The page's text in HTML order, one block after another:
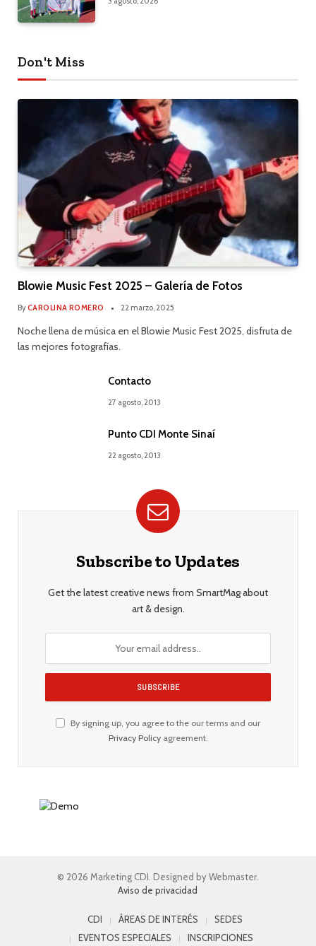
Don't Miss
Blowie Music Fest 2025 – Galería de Fotos
ByCAROLINA ROMERO 22 marzo, 2025
Noche llena de música en el Blowie Music Fest 2025, disfruta de
las mejores fotografías.
Contacto
27 agosto, 2013
Punto CDI Monte Sinaí
22 agosto, 2013
Subscribe to Updates
Get the latest creative news from SmartMag about
art & design.
By signing up, you agree to the our terms and our
Privacy Policyagreement.
© 2026 Marketing CDI. Designed by Webmaster.
Aviso de privacidad
CDI ÁREAS DE INTERÉS
SEDES
EVENTOS ESPECIALES
INSCRIPCIONES